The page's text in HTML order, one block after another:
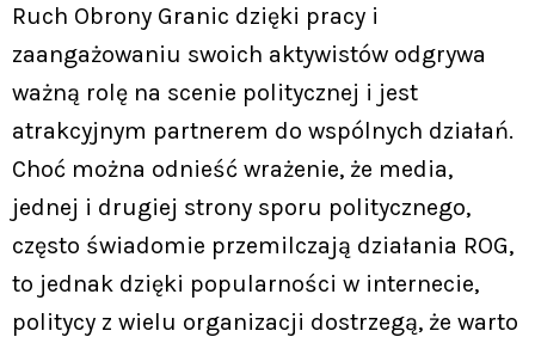
Ruch Obrony Granic dzięki pracy i
zaangażowaniu swoich aktywistów odgrywa
ważną rolę na scenie politycznej i jest
atrakcyjnym partnerem do wspólnych działań.
Choć można odnieść wrażenie, że media,
jednej i drugiej strony sporu politycznego,
często świadomie przemilczają działania ROG,
to jednak dzięki popularności w internecie,
politycy z wielu organizacji dostrzegą, że warto